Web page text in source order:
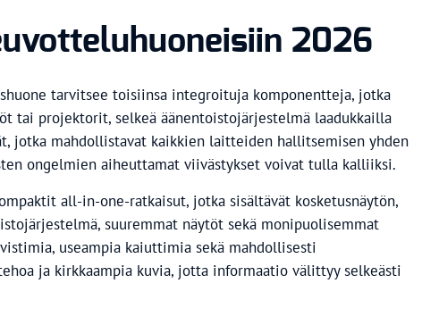
2026
tarvitsee toisiinsa integroituja komponentteja, jotka
tai projektorit, selkeä äänentoistojärjestelmä laadukkailla
jotka mahdollistavat kaikkien laitteiden hallitsemisen yhden
ongelmien aiheuttamat viivästykset voivat tulla kalliiksi.
all-in-one-ratkaisut, jotka sisältävät kosketusnäytön,
suuremmat näytöt sekä monipuolisemmat
useampia kaiuttimia sekä mahdollisesti
ja kirkkaampia kuvia, jotta informaatio välittyy selkeästi